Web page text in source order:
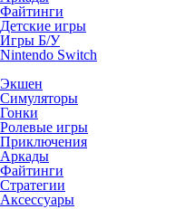
Файтинги
Детские игры
Игры Б/У
Nintendo Switch
Экшен
Симуляторы
Гонки
Ролевые игры
Приключения
Аркады
Файтинги
Стратегии
Аксессуары